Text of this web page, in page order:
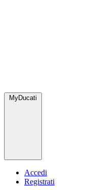
MyDucati
Accedi
Registrati